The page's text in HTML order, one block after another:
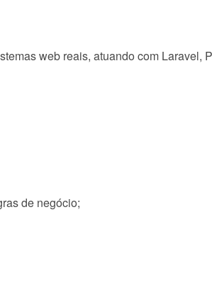
web reais, atuando com Laravel,
de negócio;